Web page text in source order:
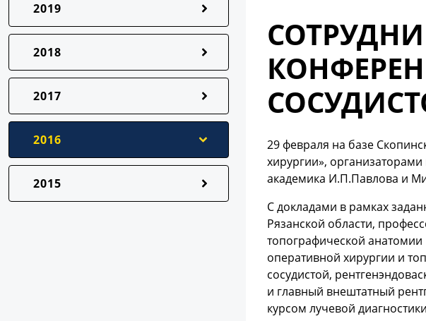
2019
2018
2017
2016
2015
29 февраля на базе
хирургии»,
академика И.П.Павлова и
С докладами в рамках
Рязанской области,
топографической анатомии
оперативной хирургии и
сосудистой,
и главный внештатный
курсом лучевой